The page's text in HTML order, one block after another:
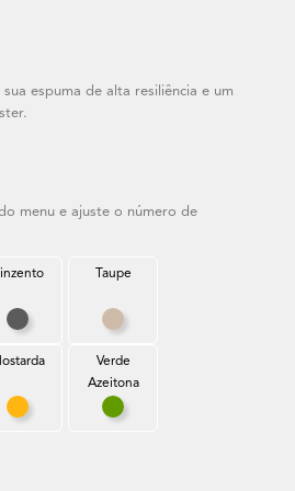
espuma de alta resiliência e um
menu e ajuste o número de
Cinzento
Taupe
Taupe
Mostarda
Verde
Azeitona
Verde Azeitona